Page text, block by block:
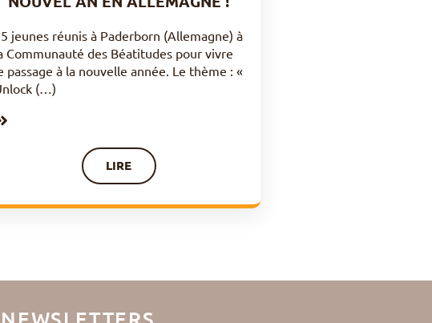
jeunes réunis à Paderborn (Allemagne) à
Communauté des Béatitudes pour vivre
passage à la nouvelle année. Le thème : «
(…)
LIRE